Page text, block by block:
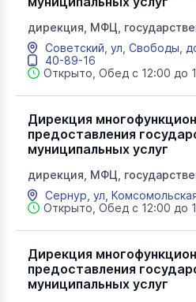
дирекция, МФЦ,
услуги, мои документы
Советский, ул, Свободы,
40-89-16
Открыто, Обед с 12:00 до
Дирекция
предоставления
муниципальных услуг
дирекция, МФЦ,
услуги, мои документы
Сернур, ул,
Открыто, Обед с 12:00 до
Дирекция
предоставления
муниципальных услуг